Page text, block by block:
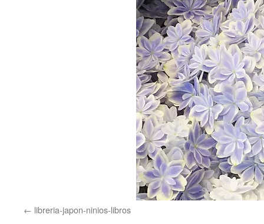
libreria-japon-ninios-libros